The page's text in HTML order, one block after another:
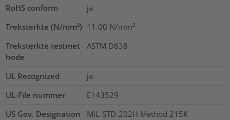
RoHS conform
ja
Treksterkte (N/mm²) 11.00 N/mm²
Treksterkte testmet
hode
ASTM D638
UL Recognized
ja
UL-File nummer
E143529
US Gov. Designation
MIL-STD-202H Method 215K